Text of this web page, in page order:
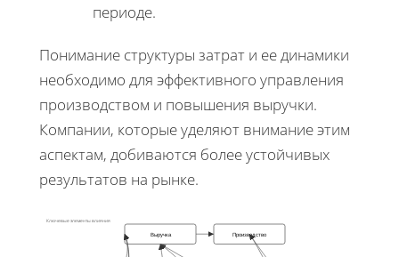
периоде.
Понимание структуры затрат и ее динамики
необходимо для эффективного управления
производством и повышения выручки.
Компании, которые уделяют внимание этим
аспектам, добиваются более устойчивых
результатов на рынке.
Выручка Производство
Ключевые элементы влияния